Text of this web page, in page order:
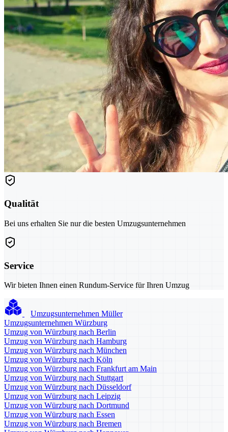
Qualität
Bei uns erhalten Sie nur die besten Umzugsunternehmen
Service
Wir bieten Ihnen einen Rundum-Service für Ihren Umzug
Umzugsunternehmen Müller
Umzugsunternehmen Würzburg
Umzug von Würzburg nach Berlin
Umzug von Würzburg nach Hamburg
Umzug von Würzburg nach München
Umzug von Würzburg nach Köln
Umzug von Würzburg nach Frankfurt am Main
Umzug von Würzburg nach Stuttgart
Umzug von Würzburg nach Düsseldorf
Umzug von Würzburg nach Leipzig
Umzug von Würzburg nach Dortmund
Umzug von Würzburg nach Essen
Umzug von Würzburg nach Bremen